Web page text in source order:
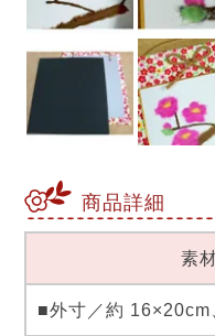
商品詳細
素
■外寸／約